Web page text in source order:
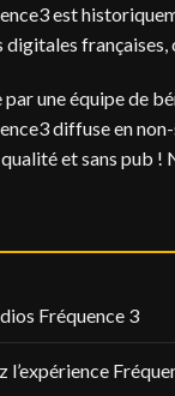
est
digitales françaises,
par une équipe de
diffuse en
et sans pub !
Fréquence 3
l’expérience